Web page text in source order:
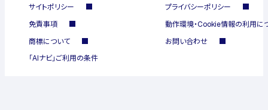
サイトポリシー
プライバシーポリシー
免責事項
動作環境・Cookie情報の利用に
商標について
お問い合わせ
「AIナビ」ご利用の条件